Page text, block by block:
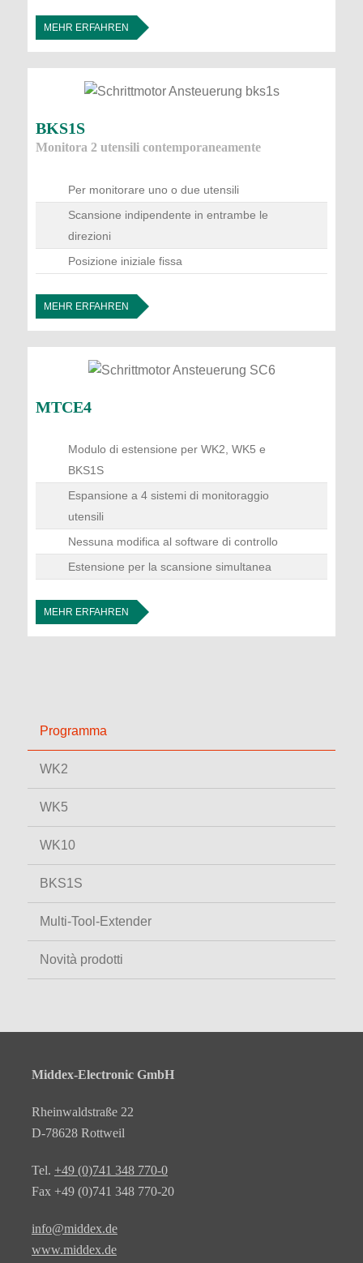
MEHR ERFAHREN
BKS1S
Monitora 2 utensili contemporaneamente
Per monitorare uno o due utensili
Scansione indipendente in entrambe le
direzioni
Posizione iniziale fissa
MEHR ERFAHREN
MTCE4
Modulo di estensione per WK2, WK5 e
BKS1S
Espansione a 4 sistemi di monitoraggio
utensili
Nessuna modifica al software di controllo
Estensione per la scansione simultanea
MEHR ERFAHREN
Programma
WK2
WK5
WK10
BKS1S
Multi-Tool-Extender
Novità prodotti
Middex-Electronic GmbH
Rheinwaldstraße 22
D-78628 Rottweil
Tel. +49 (0)741 348 770-0
Fax +49 (0)741 348 770-20
info@middex.de
www.middex.de